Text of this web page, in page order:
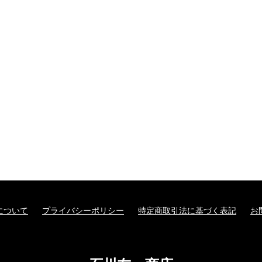
ついて プライバシーポリシー 特定商取引法に基づく表記 お